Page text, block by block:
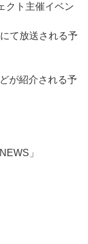
クト主催イベン
て放送される予
が紹介される予
」